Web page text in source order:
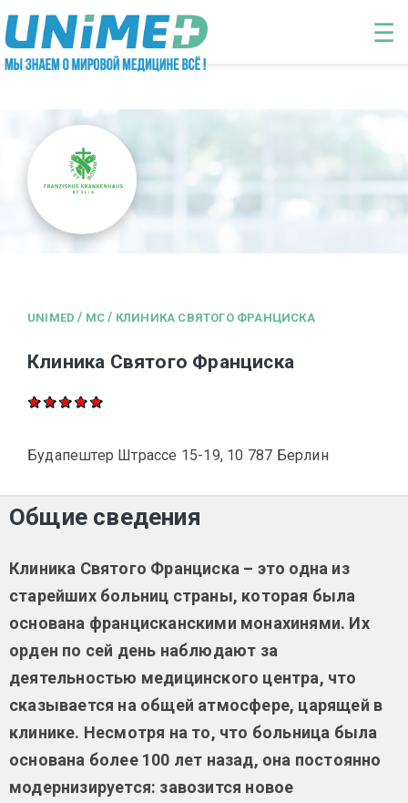
Перейти к основному содержанию
☰
UNIMED / MC / КЛИНИКА СВЯТОГО ФРАНЦИСКА
Клиника Святого Франциска
Будапештер Штрассе 15-19, 10 787 Берлин
Общие сведения
Клиника Святого Франциска – это одна из
старейших больниц страны, которая была
основана францисканскими монахинями. Их
орден по сей день наблюдают за
деятельностью медицинского центра, что
сказывается на общей атмосфере, царящей в
клинике. Несмотря на то, что больница была
основана более 100 лет назад, она постоянно
модернизируется: завозится новое